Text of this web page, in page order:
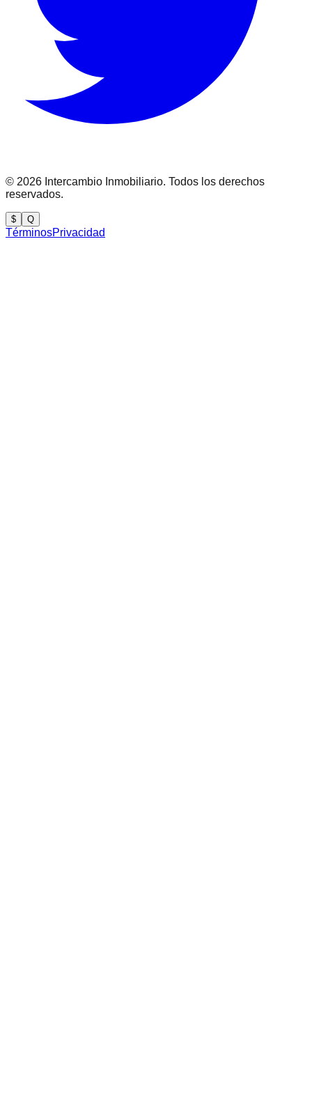
© 2026 Intercambio Inmobiliario. Todos los derechos
reservados.
$ Q
TérminosPrivacidad